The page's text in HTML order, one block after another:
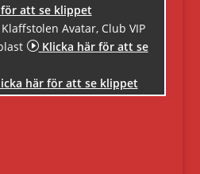
att se klippet
Avatar, Club VIP
IKlicka här för att se
här för att se klippet